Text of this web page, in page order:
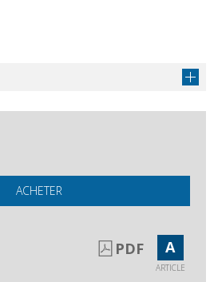
ACHETER
PDF A
ARTICLE